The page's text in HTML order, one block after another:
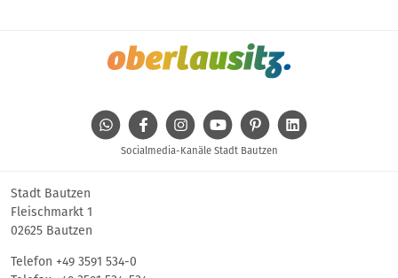
WhatsAppFacebookInstagramYoutube Pinterest
Socialmedia-Kanäle Stadt Bautzen
Stadt Bautzen
Fleischmarkt 1
02625 Bautzen
Telefon +49 3591 534-0